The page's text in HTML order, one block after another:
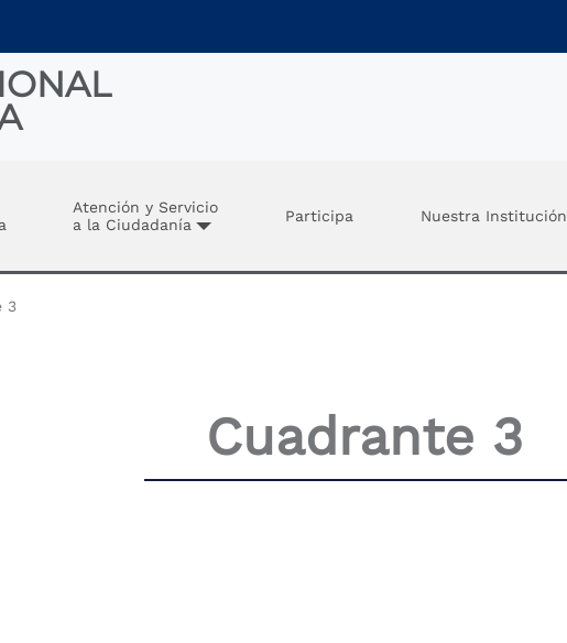
Atención y Servicio
a la Ciudadanía
Participa Nuestra Institución
3
Cuadrante 3